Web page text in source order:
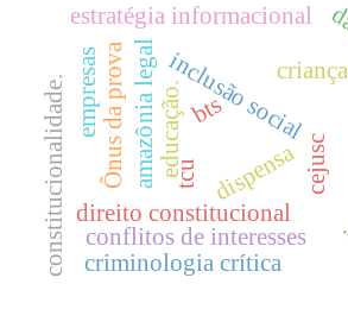
direito constitucional
inclusão social
educação. cejusc
conflitos de interesses
amazônia legal
estratégia informacional
Ônus da prova
constitucionalidade. criminologia crítica
bts
dispensa
empresas
tcu